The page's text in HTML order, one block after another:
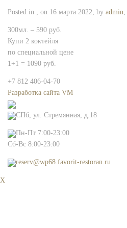
Posted in , on 16 марта 2022, by admin,
300мл. – 590 руб.
Купи 2 коктейля
по специальной цене
1+1 = 1090 руб.
+7 812 406-04-70
Разработка сайта VM
СПб, ул. Стремянная, д.18
Пн-Пт 7:00-23:00
Сб-Вс 8:00-23:00
reserv@wp68.favorit-restoran.ru
X